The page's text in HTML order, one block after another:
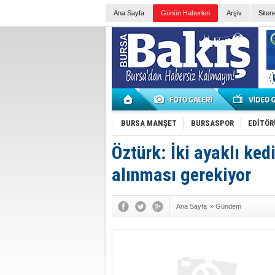
Ana Sayfa Günün Haberleri Arşiv
BURSA MANŞET BURSASPOR
Öztürk: İki ayaklı
alınması gerekiyor
Ana Sayfa » Gündem